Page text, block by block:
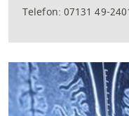
Telefon: 07131 49-